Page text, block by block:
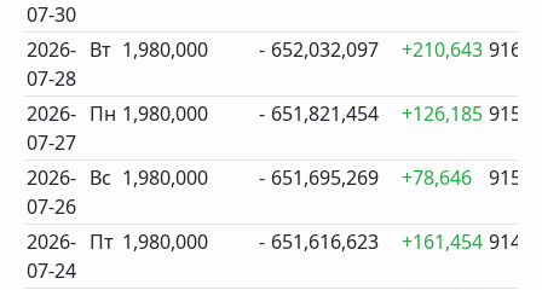
07-30
2026-
07-28
Вт 1,980,000 - 652,032,097 +210,643 916
2026-
07-27
Пн 1,980,000 - 651,821,454 +126,185 915
2026-
07-26
Вс 1,980,000 - 651,695,269 +78,646 915
2026-
07-24
Пт 1,980,000 - 651,616,623 +161,454 914